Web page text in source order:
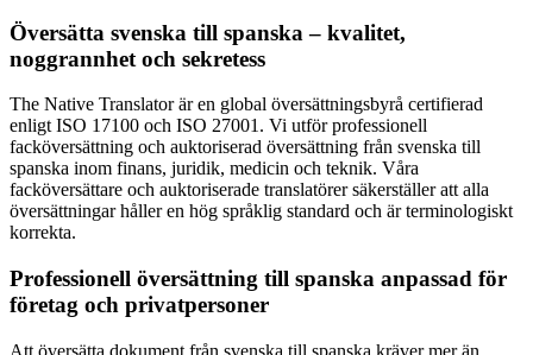
Översätta svenska till spanska – kvalitet,
noggrannhet och sekretess
The Native Translator är en global översättningsbyrå certifierad
enligt ISO 17100 och ISO 27001. Vi utför professionell
facköversättning och auktoriserad översättning från svenska till
spanska inom finans, juridik, medicin och teknik. Våra
facköversättare och auktoriserade translatörer säkerställer att alla
översättningar håller en hög språklig standard och är terminologiskt
korrekta.
Professionell översättning till spanska anpassad för
företag och privatpersoner
Att översätta dokument från svenska till spanska kräver mer än